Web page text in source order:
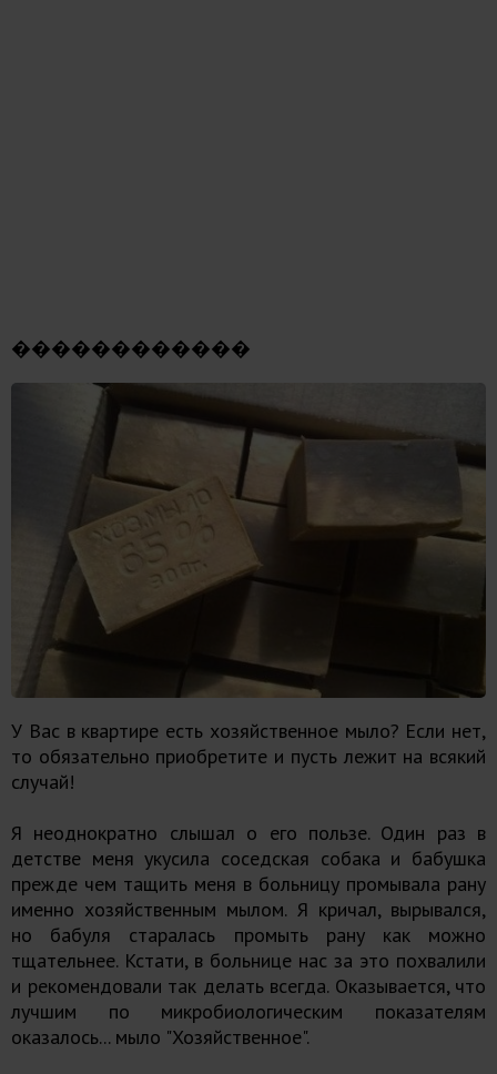
������������
У Вас в квартире есть хозяйственное мыло? Если нет,
то обязательно приобретите и пусть лежит на всякий
случай!
Я неоднократно слышал о его пользе. Один раз в
детстве меня укусила соседская собака и бабушка
прежде чем тащить меня в больницу промывала рану
именно хозяйственным мылом. Я кричал, вырывался,
но бабуля старалась промыть рану как можно
тщательнее. Кстати, в больнице нас за это похвалили
и рекомендовали так делать всегда. Оказывается, что
лучшим по микробиологическим показателям
оказалось... мыло "Хозяйственное".